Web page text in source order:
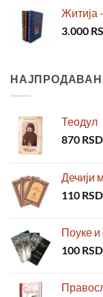
Житија
3.000
Теодул
870 RSD
Дечији
110 RSD
Поуке и
100 RSD